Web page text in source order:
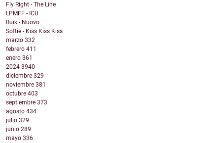
Fly Right - The Line
LPMFF - ICU
Buik - Nuovo
Softie - Kiss Kiss Kiss
marzo 332
febrero 411
enero 361
2024 3940
diciembre 329
noviembre 381
octubre 403
septiembre 373
agosto 434
julio 329
junio 289
mayo 336